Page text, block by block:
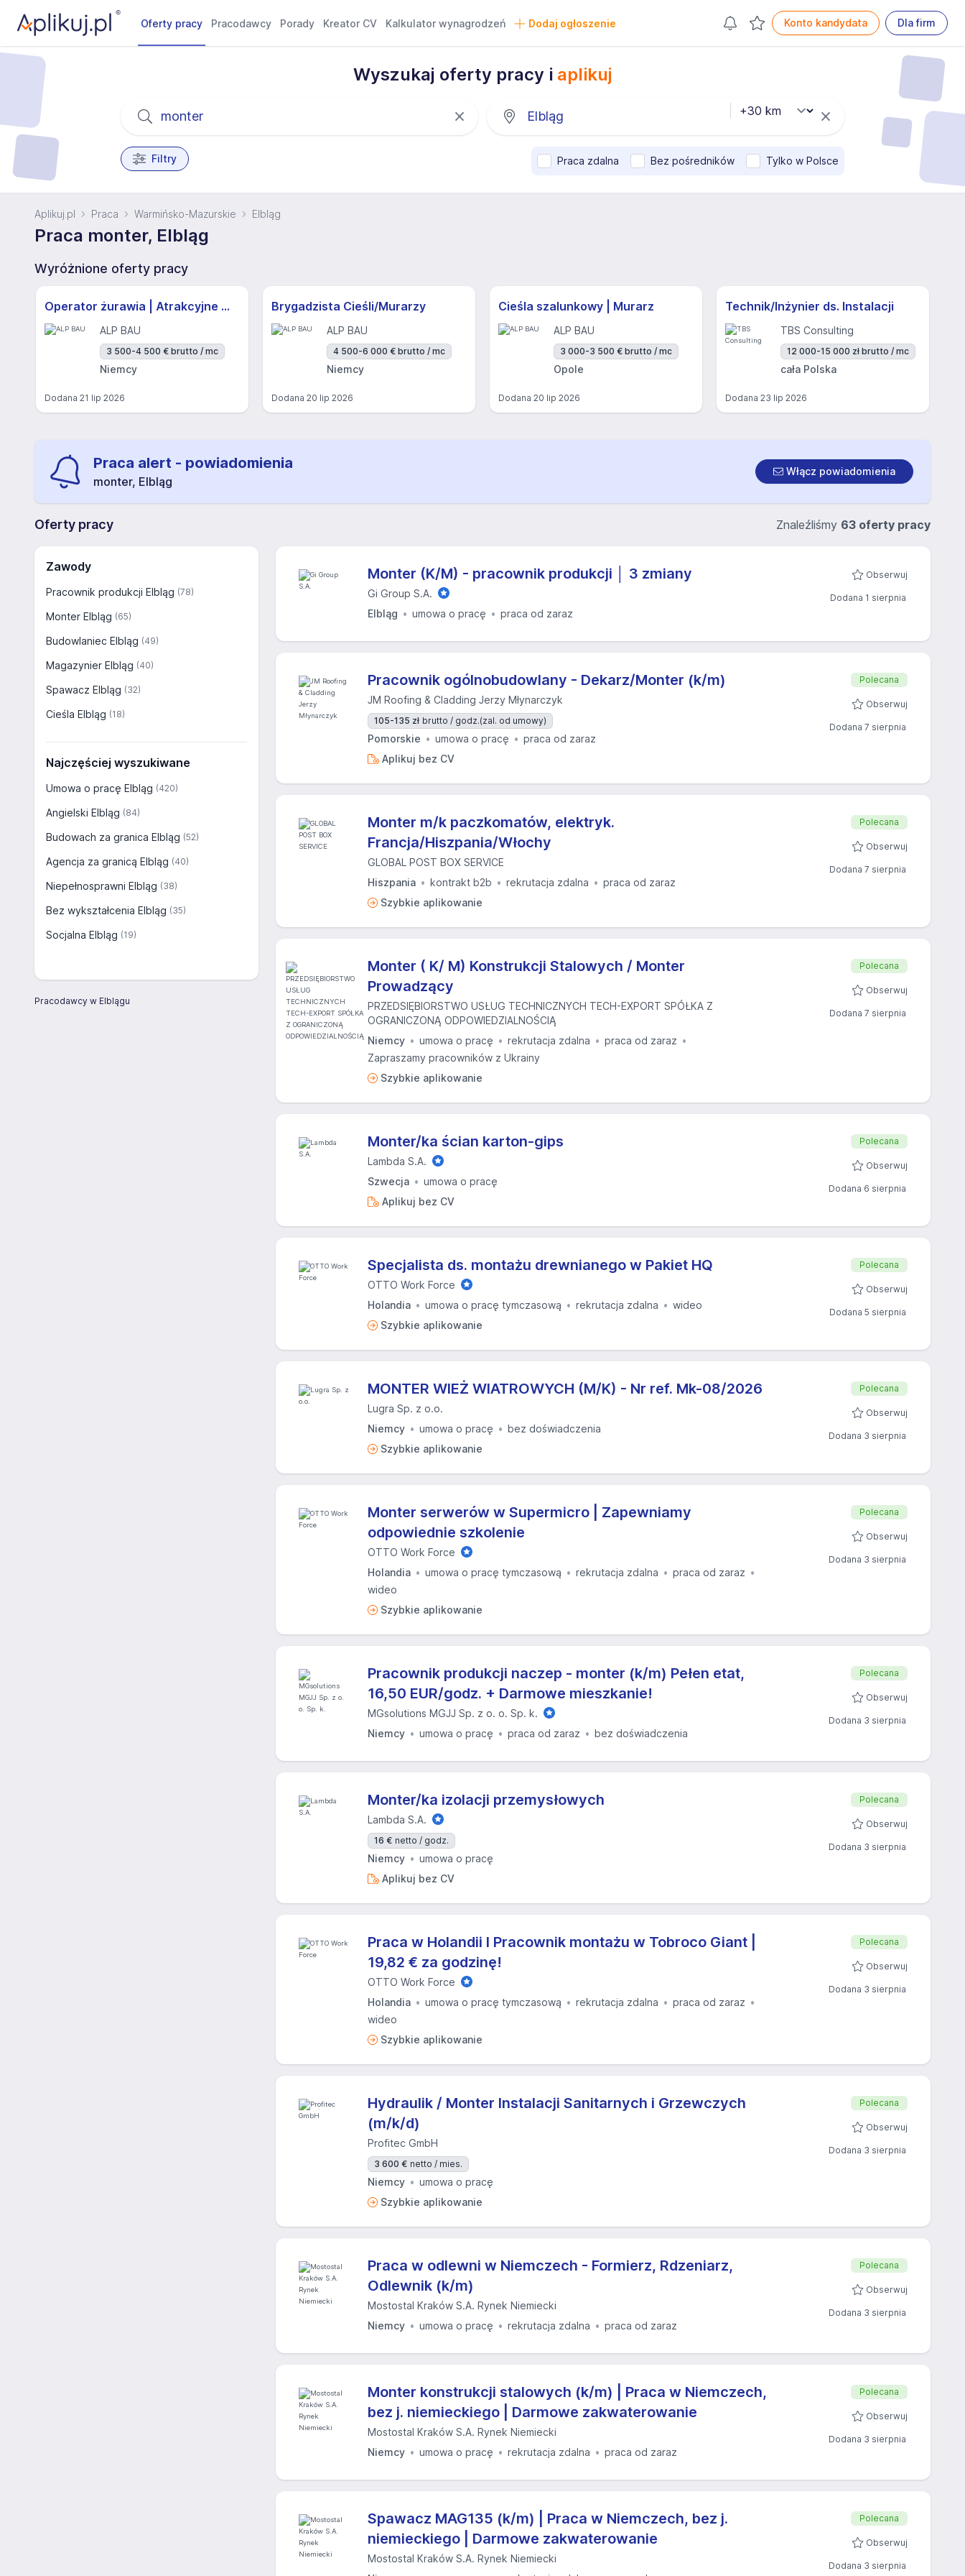
Oferty pracy Pracodawcy Porady Kreator CV Kalkulator wynagrodzeń Dodaj ogłoszenie Konto kandydata Dla firm
Wyszukaj oferty pracy i aplikuj
Filtry Praca zdalna Bez pośredników Tylko w Polsce
Aplikuj.pl Praca Warmińsko-Mazurskie Elbląg
Praca monter, Elbląg
Wyróżnione oferty pracy
Operator żurawia | Atrakcyjne Warunki
ALP BAU
3 500-4 500 € brutto / mc
Niemcy
Dodana 21 lip 2026
Brygadzista Cieśli/Murarzy
ALP BAU
4 500-6 000 € brutto / mc
Niemcy
Dodana 20 lip 2026
Cieśla szalunkowy | Murarz
ALP BAU
3 000-3 500 € brutto / mc
Opole
Dodana 20 lip 2026
Technik/Inżynier ds. Instalacji
TBS Consulting
12 000-15 000 zł brutto / mc
cała Polska
Dodana 23 lip 2026
Praca alert - powiadomienia
monter, Elbląg
Włącz powiadomienia
Oferty pracy Znaleźliśmy 63 oferty pracy
Zawody
Pracownik produkcji Elbląg (78)
Monter Elbląg (65)
Budowlaniec Elbląg (49)
Magazynier Elbląg (40)
Spawacz Elbląg (32)
Cieśla Elbląg (18)
Najczęściej wyszukiwane
Umowa o pracę Elbląg (420)
Angielski Elbląg (84)
Budowach za granica Elbląg (52)
Agencja za granicą Elbląg (40)
Niepełnosprawni Elbląg (38)
Bez wykształcenia Elbląg (35)
Socjalna Elbląg (19)
Pracodawcy w Elblągu
Monter (K/M) - pracownik produkcji │ 3 zmiany
Gi Group S.A.
Elbląg
umowa o pracę praca od zaraz
Obserwuj
Dodana 1 sierpnia
Pracownik ogólnobudowlany - Dekarz/Monter (k/m)
JM Roofing & Cladding Jerzy Młynarczyk
105-135 zł brutto / godz.(zal. od umowy)
Pomorskie umowa o pracę
praca od zaraz
Aplikuj bez CV
Polecana
Obserwuj
Dodana 7 sierpnia
Monter m/k paczkomatów, elektryk.
Francja/Hiszpania/Włochy
GLOBAL POST BOX SERVICE
Hiszpania
kontrakt b2b rekrutacja zdalna
praca od zaraz
Szybkie aplikowanie
Polecana
Obserwuj
Dodana 7 sierpnia
Monter ( K/ M) Konstrukcji Stalowych / Monter
Prowadzący
PRZEDSIĘBIORSTWO USŁUG TECHNICZNYCH TECH-EXPORT SPÓŁKA Z
OGRANICZONĄ ODPOWIEDZIALNOŚCIĄ
Niemcy
umowa o pracę rekrutacja zdalna
praca od zaraz
Zapraszamy pracowników z Ukrainy
Szybkie aplikowanie
Polecana
Obserwuj
Dodana 7 sierpnia
Monter/ka ścian karton-gips
Lambda S.A.
Szwecja
umowa o pracę
Aplikuj bez CV
Polecana
Obserwuj
Dodana 6 sierpnia
Specjalista ds. montażu drewnianego w Pakiet HQ
OTTO Work Force
Holandia
umowa o pracę tymczasową rekrutacja zdalna
wideo
Szybkie aplikowanie
Polecana
Obserwuj
Dodana 5 sierpnia
MONTER WIEŻ WIATROWYCH (M/K) - Nr ref. Mk-08/2026
Lugra Sp. z o.o.
Niemcy
umowa o pracę
bez doświadczenia
Szybkie aplikowanie
Polecana
Obserwuj
Dodana 3 sierpnia
Monter serwerów w Supermicro | Zapewniamy
odpowiednie szkolenie
OTTO Work Force
Holandia
umowa o pracę tymczasową rekrutacja zdalna
praca od zaraz
wideo
Szybkie aplikowanie
Polecana
Obserwuj
Dodana 3 sierpnia
Pracownik produkcji naczep - monter (k/m) Pełen etat,
16,50 EUR/godz. + Darmowe mieszkanie!
MGsolutions MGJJ Sp. z o. o. Sp. k.
Niemcy
umowa o pracę praca od zaraz bez doświadczenia
Polecana
Obserwuj
Dodana 3 sierpnia
Monter/ka izolacji przemysłowych
Lambda S.A.
16 € netto / godz.
Niemcy
umowa o pracę
Aplikuj bez CV
Polecana
Obserwuj
Dodana 3 sierpnia
Praca w Holandii I Pracownik montażu w Tobroco Giant |
19,82 € za godzinę!
OTTO Work Force
Holandia
umowa o pracę tymczasową rekrutacja zdalna
praca od zaraz
wideo
Szybkie aplikowanie
Polecana
Obserwuj
Dodana 3 sierpnia
Hydraulik / Monter Instalacji Sanitarnych i Grzewczych
(m/k/d)
Profitec GmbH
3 600 € netto / mies.
Niemcy
umowa o pracę
Szybkie aplikowanie
Polecana
Obserwuj
Dodana 3 sierpnia
Praca w odlewni w Niemczech - Formierz, Rdzeniarz,
Odlewnik (k/m)
Mostostal Kraków S.A. Rynek Niemiecki
Niemcy
umowa o pracę rekrutacja zdalna praca od zaraz
Polecana
Obserwuj
Dodana 3 sierpnia
Monter konstrukcji stalowych (k/m) | Praca w Niemczech,
bez j. niemieckiego | Darmowe zakwaterowanie
Mostostal Kraków S.A. Rynek Niemiecki
Niemcy
umowa o pracę rekrutacja zdalna praca od zaraz
Polecana
Obserwuj
Dodana 3 sierpnia
Spawacz MAG135 (k/m) | Praca w Niemczech, bez j.
niemieckiego | Darmowe zakwaterowanie
Mostostal Kraków S.A. Rynek Niemiecki
Polecana
Obserwuj
Dodana 3 sierpnia